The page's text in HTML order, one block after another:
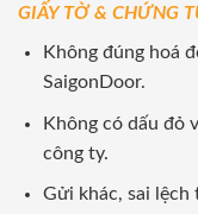
GIẤY TỜ & CHỨNG
Không đúng hoá
SaigonDoor.
Không có dấu đỏ
công ty.
Gửi khác, sai lệch